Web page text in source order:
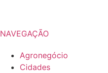
NAVEGAÇÃO
Agronegócio
Cidades